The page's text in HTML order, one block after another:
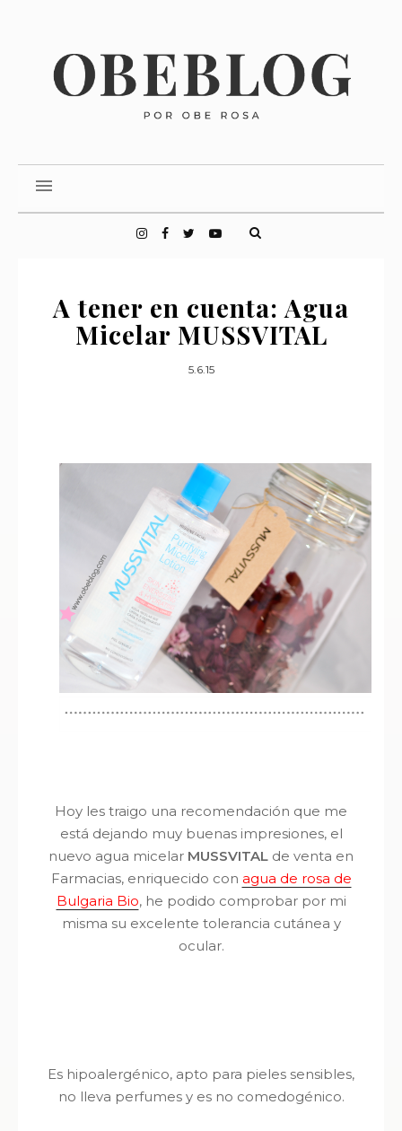
A tener en cuenta: Agua
Micelar MUSSVITAL
5.6.15
Hoy les traigo una recomendación que me
está dejando muy buenas impresiones, el
nuevo agua micelar MUSSVITAL de venta en
Farmacias, enriquecido con agua de rosa de
Bulgaria Bio, he podido comprobar por mi
misma su excelente tolerancia cutánea y
ocular.
Es hipoalergénico, apto para pieles sensibles,
no lleva perfumes y es no comedogénico.